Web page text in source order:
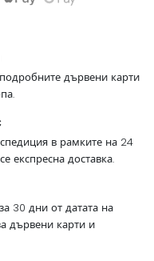
дървени карти
в рамките на 24
експресна доставка.
30 дни от датата на
дървени карти и